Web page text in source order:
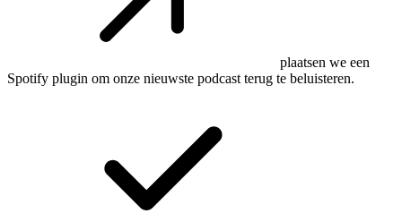
plaatsen we een
Spotify plugin om onze nieuwste podcast terug te beluisteren.